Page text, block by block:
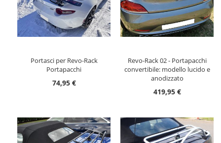
Portasci per Revo-Rack
Portapacchi
74,95 €
Revo-Rack 02 - Portapacchi
convertibile: modello lucido e
anodizzato
419,95 €